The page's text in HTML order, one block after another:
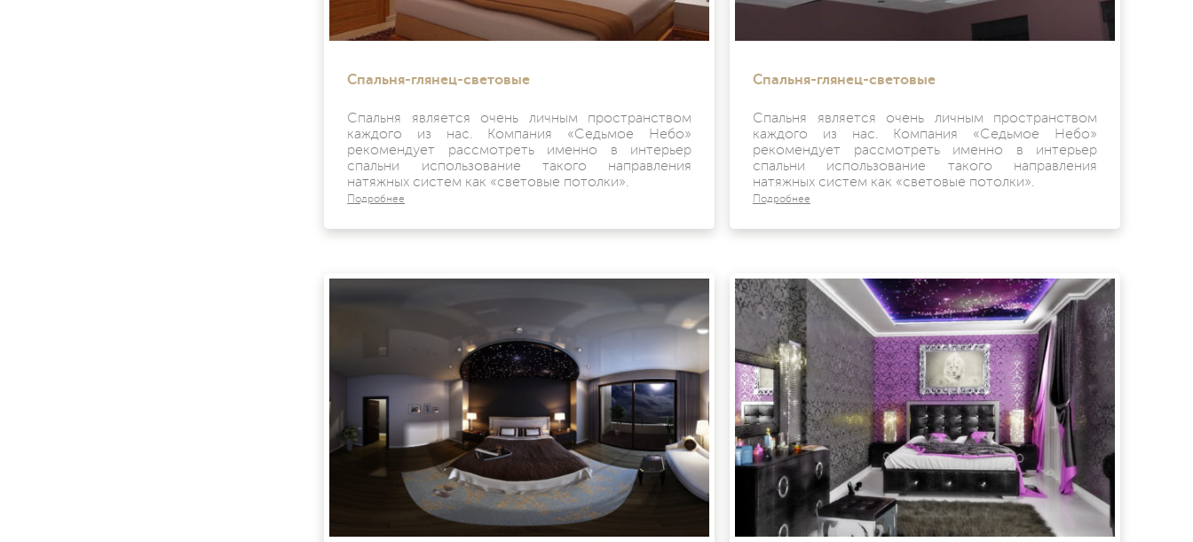
Спальня-глянец-световые
Спальня является очень личным пространством
каждого из нас. Компания «Седьмое Небо»
рекомендует рассмотреть именно в интерьер
спальни использование такого направления
натяжных систем как «световые потолки».
Подробнее
Спальня-глянец-световые
Спальня является очень личным пространством
каждого из нас. Компания «Седьмое Небо»
рекомендует рассмотреть именно в интерьер
спальни использование такого направления
натяжных систем как «световые потолки».
Подробнее